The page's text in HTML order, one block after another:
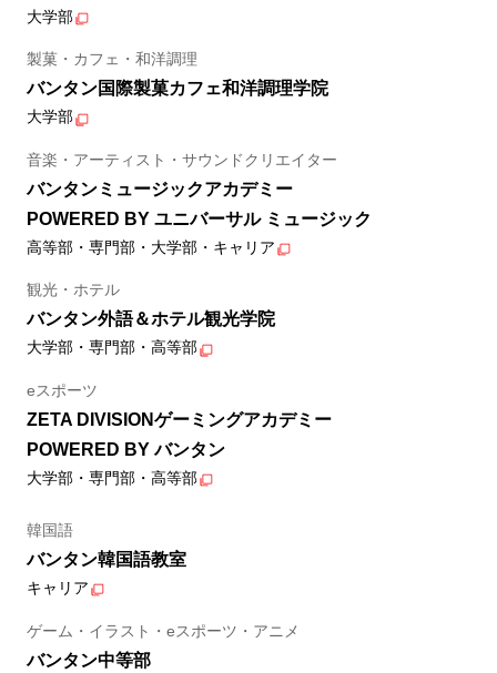
大学部
製菓・カフェ・和洋調理
バンタン国際製菓カフェ和洋調理学院
大学部
音楽・アーティスト・サウンドクリエイター
バンタンミュージックアカデミー
POWERED BY ユニバーサル ミュージック
高等部・専門部・大学部・キャリア
観光・ホテル
バンタン外語＆ホテル観光学院
大学部・専門部・高等部
eスポーツ
ZETA DIVISIONゲーミングアカデミー
POWERED BY バンタン
大学部・専門部・高等部
韓国語
バンタン韓国語教室
キャリア
ゲーム・イラスト・eスポーツ・アニメ
バンタン中等部